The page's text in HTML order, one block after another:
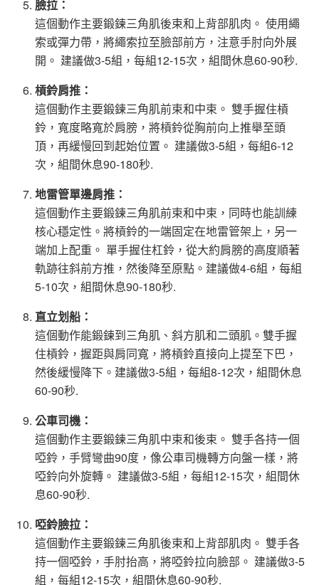
臉拉：
這個動作主要鍛鍊三角肌後束和上背部肌肉。 使用繩
索或彈力帶，將繩索拉至臉部前方，注意手肘向外展
開。 建議做3-5組，每組12-15次，組間休息60-90秒.
槓鈴肩推：
這個動作主要鍛鍊三角肌前束和中束。 雙手握住槓
鈴，寬度略寬於肩膀，將槓鈴從胸前向上推舉至頭
頂，再緩慢回到起始位置。 建議做3-5組，每組6-12
次，組間休息90-180秒.
地雷管單邊肩推：
這個動作主要鍛鍊三角肌前束和中束，同時也能訓練
核心穩定性。將槓鈴的一端固定在地雷管架上，另一
端加上配重。 單手握住杠鈴，從大約肩膀的高度順著
軌跡往斜前方推，然後降至原點。建議做4-6組，每組
5-10次，組間休息90-180秒.
直立划船：
這個動作能鍛鍊到三角肌、斜方肌和二頭肌。雙手握
住槓鈴，握距與肩同寬，將槓鈴直接向上提至下巴，
然後緩慢降下。建議做3-5組，每組8-12次，組間休息
60-90秒.
公車司機：
這個動作主要鍛鍊三角肌中束和後束。 雙手各持一個
啞鈴，手臂彎曲90度，像公車司機轉方向盤一樣，將
啞鈴向外旋轉。 建議做3-5組，每組12-15次，組間休
息60-90秒.
啞鈴臉拉：
這個動作主要鍛鍊三角肌後束和上背部肌肉。 雙手各
持一個啞鈴，手肘抬高，將啞鈴拉向臉部。 建議做3-5
組，每組12-15次，組間休息60-90秒.